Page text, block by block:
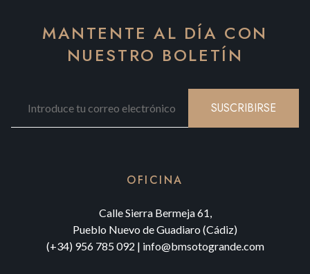
MANTENTE AL DÍA CON
NUESTRO BOLETÍN
SUSCRIBIRSE
OFICINA
Calle Sierra Bermeja 61,
Pueblo Nuevo de Guadiaro (Cádiz)
(+34) 956 785 092 | info@bmsotogrande.com